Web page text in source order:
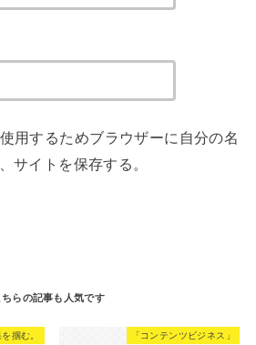
用するためブラウザーに自分の名
サイトを保存する。
掴む。 「コンテンツビジネス」